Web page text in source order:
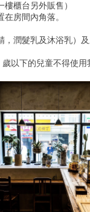
樓櫃台另外販售）
房間內角落。
，潤髮乳及沐浴乳）
以下的兒童不得使用